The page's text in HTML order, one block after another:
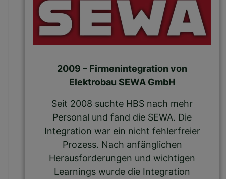
2009 – Firmenintegration von
Elektrobau SEWA GmbH
Seit 2008 suchte HBS nach mehr
Personal und fand die SEWA. Die
Integration war ein nicht fehlerfreier
Prozess. Nach anfänglichen
Herausforderungen und wichtigen
Learnings wurde die Integration